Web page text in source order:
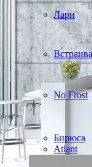
Лари
No Frost
Бирюса
Atlant